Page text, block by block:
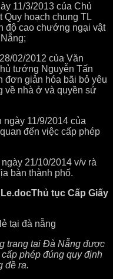
11/3/2013 của Chủ
Quy hoạch chung TL
độ cao chướng ngại vật
02/2012 của Văn
tướng Nguyễn Tấn
đơn giản hóa bãi bỏ yêu
về nhà ở và quyền sử
11/9/2014 của
đến việc cấp phép
21/10/2014 v/v rà
bàn thành phố.
tục Cấp Giấy
trang tại Đà Nẵng được
phép đúng quy định
đề ra.